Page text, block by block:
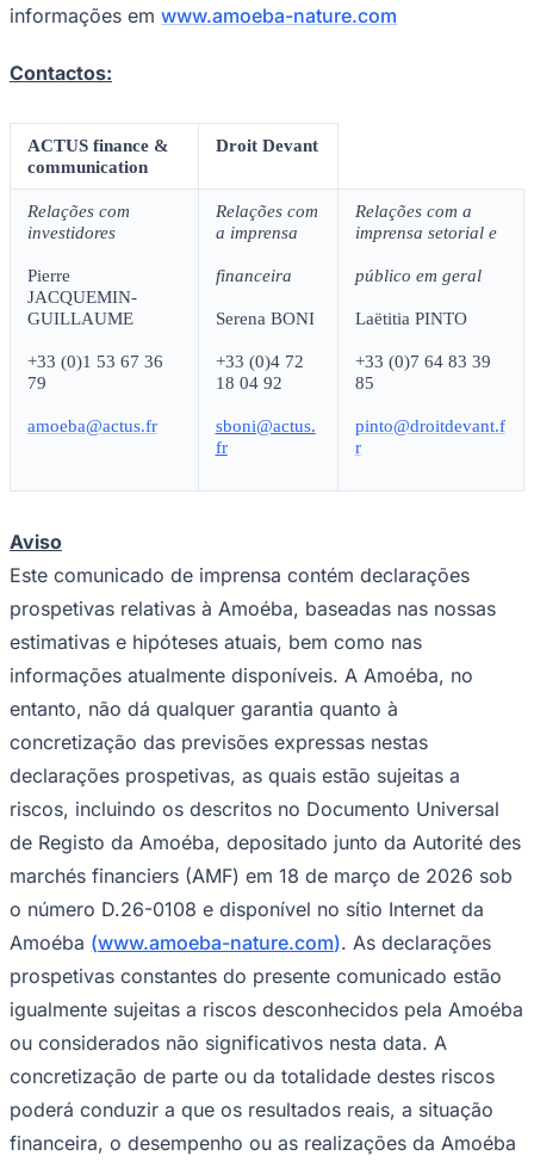
Grêmio
informações em www.amoeba-nature.com
Contactos:
ACTUS finance &
communication
Droit Devant
Relações com
investidores
Pierre
JACQUEMIN-
GUILLAUME
+33 (0)1 53 67 36
79
amoeba@actus.fr
Relações com
a imprensa
financeira
Serena BONI
+33 (0)4 72
18 04 92
sboni@actus.
fr
Relações com a
imprensa setorial e
público em geral
Laëtitia PINTO
+33 (0)7 64 83 39
85
pinto@droitdevant.f
r
Aviso
Este comunicado de imprensa contém declarações
prospetivas relativas à Amoéba, baseadas nas nossas
estimativas e hipóteses atuais, bem como nas
informações atualmente disponíveis. A Amoéba, no
entanto, não dá qualquer garantia quanto à
concretização das previsões expressas nestas
declarações prospetivas, as quais estão sujeitas a
riscos, incluindo os descritos no Documento Universal
de Registo da Amoéba, depositado junto da Autorité des
marchés financiers (AMF) em 18 de março de 2026 sob
o número D.26-0108 e disponível no sítio Internet da
Amoéba (www.amoeba-nature.com). As declarações
prospetivas constantes do presente comunicado estão
igualmente sujeitas a riscos desconhecidos pela Amoéba
ou considerados não significativos nesta data. A
concretização de parte ou da totalidade destes riscos
poderá conduzir a que os resultados reais, a situação
financeira, o desempenho ou as realizações da Amoéba